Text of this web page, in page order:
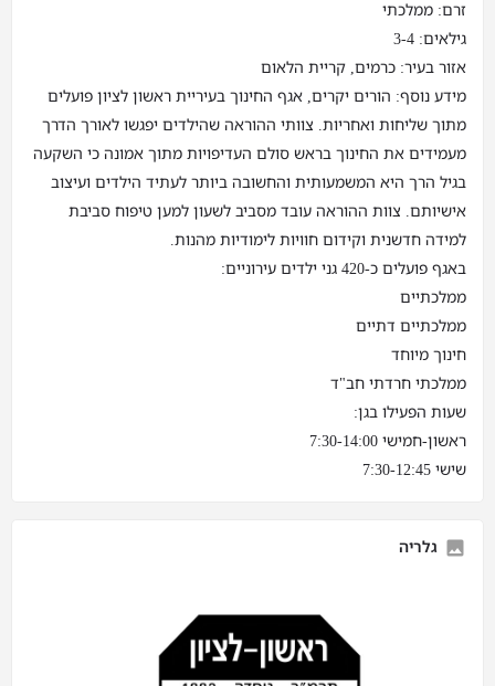
זרם: ממלכתי
גילאים: 3-4
אזור בעיר: כרמים, קריית הלאום
מידע נוסף: הורים יקרים, אגף החינוך בעיריית ראשון לציון פועלים
מתוך שליחות ואחריות. צוותי ההוראה שהילדים יפגשו לאורך הדרך
מעמידים את החינוך בראש סולם העדיפויות מתוך אמונה כי השקעה
בגיל הרך היא המשמעותית והחשובה ביותר לעתיד הילדים ועיצוב
אישיותם. צוות ההוראה עובד מסביב לשעון למען טיפוח סביבת
למידה חדשנית וקידום חוויות לימודיות מהנות.
באגף פועלים כ-420 גני ילדים עירוניים:
ממלכתיים
ממלכתיים דתיים
חינוך מיוחד
ממלכתי חרדתי חב"ד
שעות הפעילו בגן:
ראשון-חמישי 7:30-14:00
שישי 7:30-12:45
גלריה